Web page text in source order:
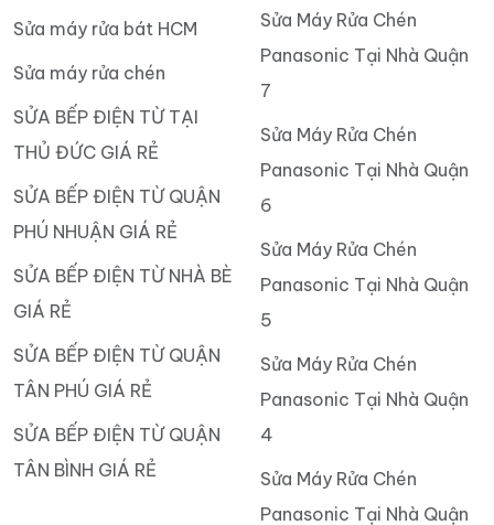
Sửa máy rửa bát HCM
Sửa máy rửa chén
SỬA BẾP ĐIỆN TỪ TẠI
THỦ ĐỨC GIÁ RẺ
SỬA BẾP ĐIỆN TỪ QUẬN
PHÚ NHUẬN GIÁ RẺ
SỬA BẾP ĐIỆN TỪ NHÀ BÈ
GIÁ RẺ
SỬA BẾP ĐIỆN TỪ QUẬN
TÂN PHÚ GIÁ RẺ
SỬA BẾP ĐIỆN TỪ QUẬN
TÂN BÌNH GIÁ RẺ
Sửa Máy Rửa Chén
Panasonic Tại Nhà Quận
7
Sửa Máy Rửa Chén
Panasonic Tại Nhà Quận
6
Sửa Máy Rửa Chén
Panasonic Tại Nhà Quận
5
Sửa Máy Rửa Chén
Panasonic Tại Nhà Quận
4
Sửa Máy Rửa Chén
Panasonic Tại Nhà Quận